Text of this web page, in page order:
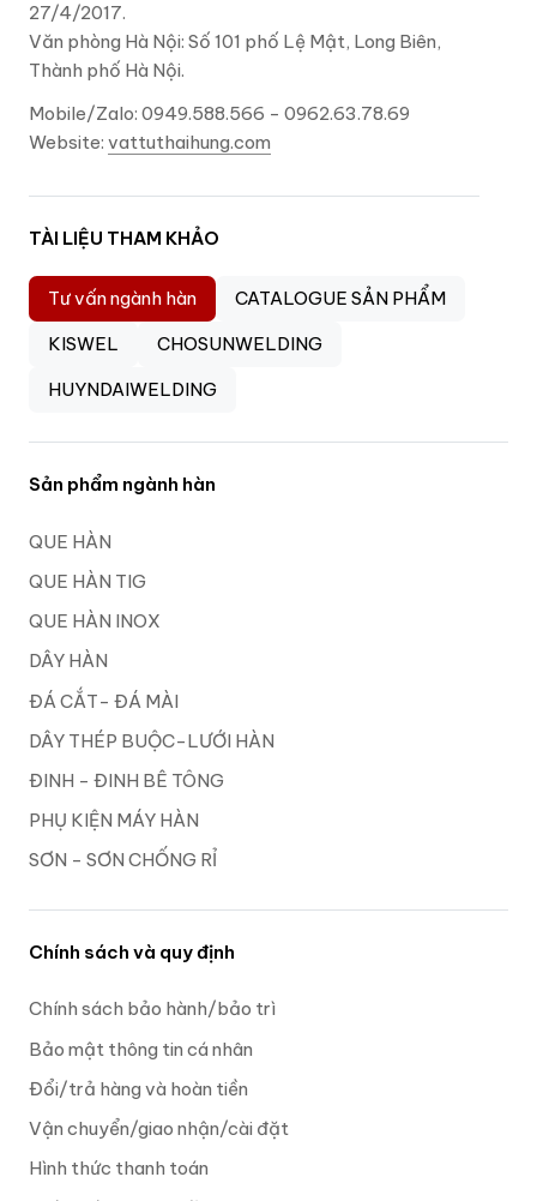
27/4/2017.
Văn phòng Hà Nội: Số 101 phố Lệ Mật, Long Biên,
Thành phố Hà Nội.
Mobile/Zalo: 0949.588.566 - 0962.63.78.69
Website: vattuthaihung.com
TÀI LIỆU THAM KHẢO
Tư vấn ngành hàn
CATALOGUE SẢN PHẨM
KISWEL
CHOSUNWELDING
HUYNDAIWELDING
Sản phẩm ngành hàn
QUE HÀN
QUE HÀN TIG
QUE HÀN INOX
DÂY HÀN
ĐÁ CẮT- ĐÁ MÀI
DÂY THÉP BUỘC-LƯỚI HÀN
ĐINH - ĐINH BÊ TÔNG
PHỤ KIỆN MÁY HÀN
SƠN - SƠN CHỐNG RỈ
Chính sách và quy định
Chính sách bảo hành/bảo trì
Bảo mật thông tin cá nhân
Đổi/trả hàng và hoàn tiền
Vận chuyển/giao nhận/cài đặt
Hình thức thanh toán